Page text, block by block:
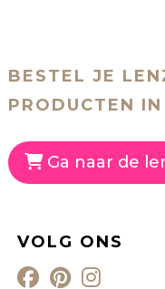
BESTEL JE
PRODUCTEN
Ga naar de
VOLG ONS